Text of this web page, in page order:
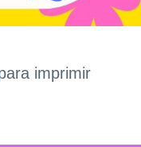
imprimir